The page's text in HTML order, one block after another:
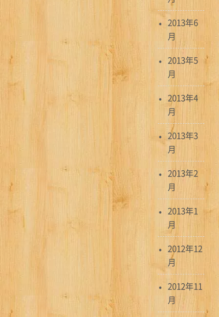
2013年6
月
2013年5
月
2013年4
月
2013年3
月
2013年2
月
2013年1
月
2012年12
月
2012年11
月